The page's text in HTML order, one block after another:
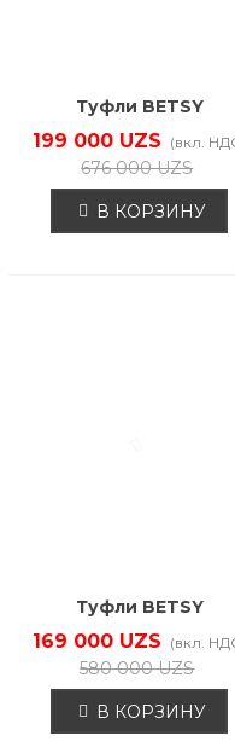
Туфли BETSY
938407/09-01
199 000 UZS (вкл.
676 000 UZS
В КОРЗИНУ
Туфли BETSY
938305/09-01
169 000 UZS (вкл.
580 000 UZS
В КОРЗИНУ